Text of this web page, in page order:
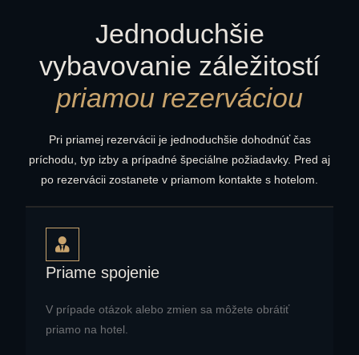
Pri priamej rezervácii je jednoduchšie dohodnúť čas
príchodu, typ izby a prípadné špeciálne požiadavky. Pred aj
po rezervácii zostanete v priamom kontakte s hotelom.
Jednoduchšie
vybavovanie záležitostí
priamou rezerváciou
Priame spojenie
V prípade otázok alebo zmien sa môžete obrátiť
priamo na hotel.